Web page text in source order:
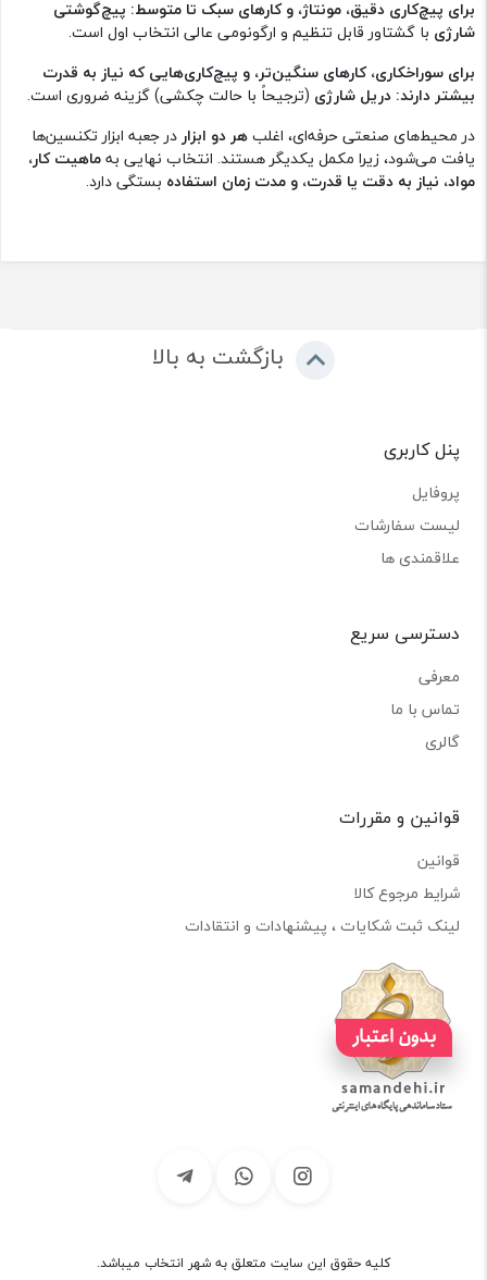
برای پیچ‌کاری دقیق، مونتاژ، و کارهای سبک تا متوسط: پیچ‌گوشتی
شارژی با گشتاور قابل تنظیم و ارگونومی عالی انتخاب اول است.
برای سوراخکاری، کارهای سنگین‌تر، و پیچ‌کاری‌هایی که نیاز به قدرت
بیشتر دارند: دریل شارژی (ترجیحاً با حالت چکشی) گزینه ضروری است.
در محیط‌های صنعتی حرفه‌ای، اغلبهر دو ابزار در جعبه ابزار تکنسین‌ها
یافت می‌شود، زیرا مکمل یکدیگر هستند. انتخاب نهایی بهماهیت کار،
مواد، نیاز به دقت یا قدرت، و مدت زمان استفاده بستگی دارد.
بازگشت به بالا
پنل کاربری
پروفایل
لیست سفارشات
علاقمندی ها
دسترسی سریع
معرفی
تماس با ما
گالری
قوانین و مقررات
قوانین
شرایط مرجوع کالا
لینک ثبت شکایات ، پیشنهادات و انتقادات
کلیه حقوق این سایت متعلق به شهر انتخاب میباشد.